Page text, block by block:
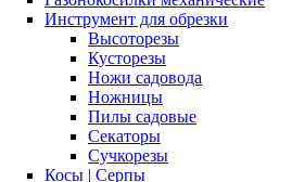
Инструмент для обрезки
Высоторезы
Кусторезы
Ножи садовода
Ножницы
Пилы садовые
Секаторы
Сучкорезы
Косы | Серпы